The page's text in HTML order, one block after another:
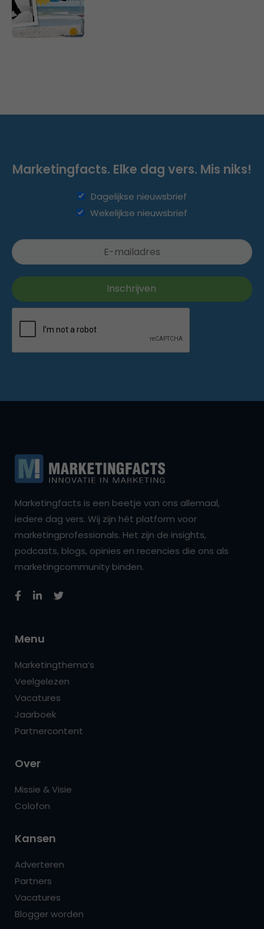
Marketingfacts. Elke dag vers. Mis niks!
Dagelijkse nieuwsbrief
Wekelijkse nieuwsbrief
Marketingfacts is een beetje van ons allemaal,
iedere dag vers. Wij zijn hét platform voor
marketingprofessionals. Het zijn de insights,
podcasts, blogs, opinies en recencies die ons als
marketingcommunity binden.
Menu
Marketingthema’s
Veelgelezen
Vacatures
Jaarboek
Partnercontent
Over
Missie & Visie
Colofon
Kansen
Adverteren
Partners
Vacatures
Blogger worden